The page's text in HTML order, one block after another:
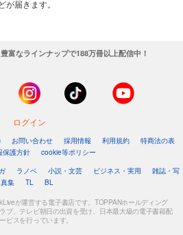
が届きます。
富なラインナップで188万冊以上配信中！
ログイン
お問い合わせ 採用情報 利用規約
特商法の表
保護方針
cookie等ポリシー
ラノベ 小説・文芸 ビジネス・実用
雑誌・写
真集
TL BL
が運営する電子書店です。TOPPANホールディング
ブ、テレビ朝日の出資を受け、日本最大級の電子書籍配
ビスを行っています。